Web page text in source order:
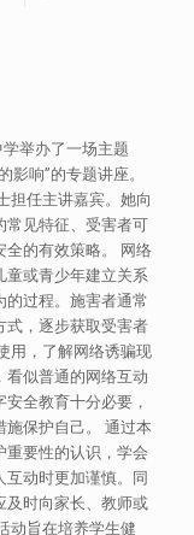
举办了一场主题
影响”的专题讲座。
担任主讲嘉宾。她向
常见特征、受害者可
全的有效策略。 网络
童或青少年建立关系
的过程。施害者通常
式，逐步获取受害者
用，了解网络诱骗现
看似普通的网络互动
全教育十分必要，
保护自己。 通过本
重要性的认识，学会
互动时更加谨慎。同
及时向家长、教师或
动旨在培养学生健